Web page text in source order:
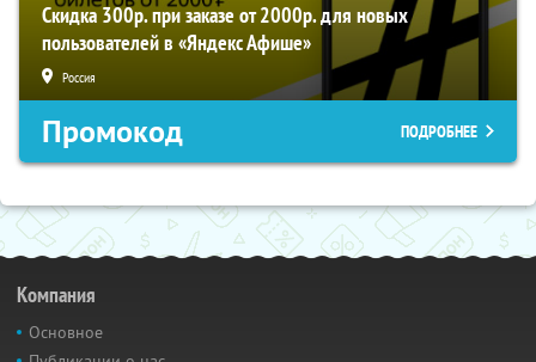
Скидка 300р. при заказе от 2000р. для новых
пользователей в «Яндекс Афише»
Россия
Промокод ПОДРОБНЕЕ
Компания
Основное